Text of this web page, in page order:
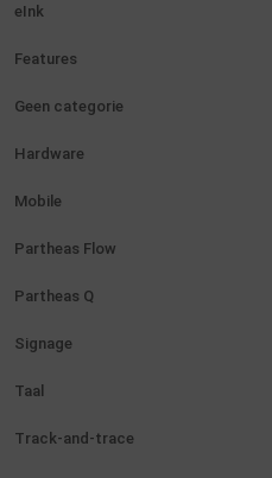
eInk
Features
Geen categorie
Hardware
Mobile
Partheas Flow
Partheas Q
Signage
Taal
Track-and-trace